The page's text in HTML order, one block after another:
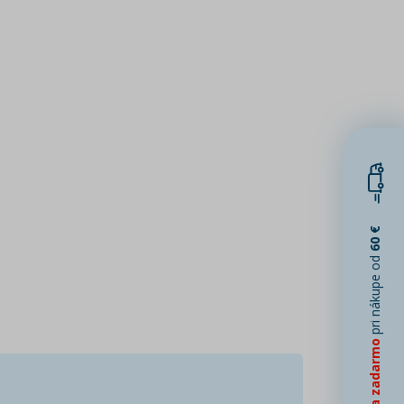
pri nákupe od
60 €